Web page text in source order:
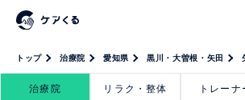
トップ 治療院 愛知県 黒川・大曽根・矢田
治療院 リラク・整体 トレーナ